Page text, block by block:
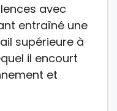
avec
entraîné une
supérieure à
il encourt
et